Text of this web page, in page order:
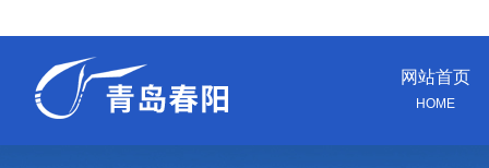
网站首页
HOME